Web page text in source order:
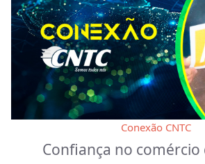
Conexão CNTC
Confiança no comércio